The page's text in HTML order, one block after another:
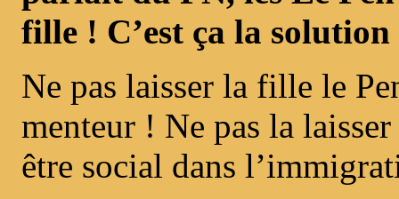
fille ! C’est ça la
Ne pas laisser la fille le
menteur ! Ne pas la
être social dans